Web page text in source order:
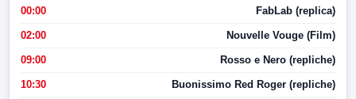
00:00 FabLab (replica)
02:00 Nouvelle Vouge (Film)
09:00 Rosso e Nero (repliche)
10:30 Buonissimo Red Roger (repliche)